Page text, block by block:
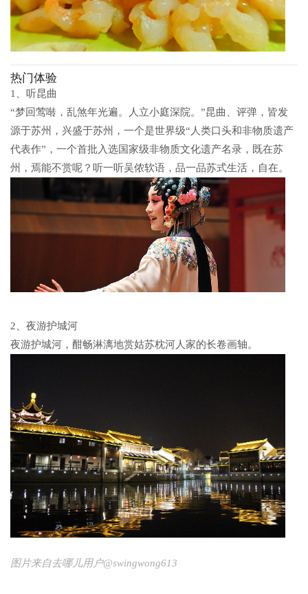
热门体验
1、听昆曲
“梦回莺啭，乱煞年光遍。人立小庭深院。”昆曲、评弹，皆发
源于苏州，兴盛于苏州，一个是世界级“人类口头和非物质遗产
代表作”，一个首批入选国家级非物质文化遗产名录，既在苏
州，焉能不赏呢？听一听吴侬软语，品一品苏式生活，自在。
2、夜游护城河
夜游护城河，酣畅淋漓地赏姑苏枕河人家的长卷画轴。
图片来自去哪儿用户@swingwong613